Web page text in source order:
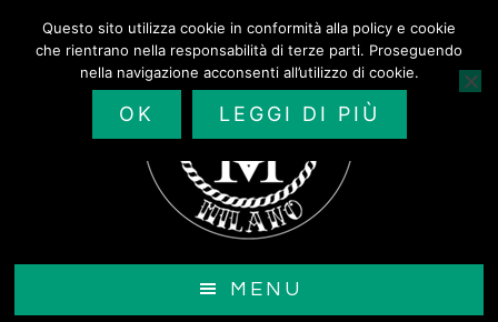
contenuto
MENU
Questo sito utilizza cookie in conformità alla policy e cookie
che rientrano nella responsabilità di terze parti. Proseguendo
nella navigazione acconsenti all’utilizzo di cookie.
OK LEGGI DI PIÙ